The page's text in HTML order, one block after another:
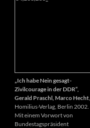
„Ich habe Nein gesagt-
Zivilcourage in der DDR“,
Gerald Praschl, Marco Hecht,
Homilius-Verlag, Berlin 2002.
Mit einem Vorwort von
Bundestagspräsident